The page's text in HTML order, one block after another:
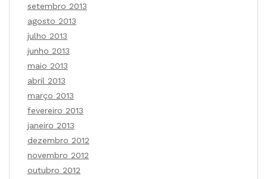
setembro 2013
agosto 2013
julho 2013
junho 2013
maio 2013
abril 2013
março 2013
fevereiro 2013
janeiro 2013
dezembro 2012
novembro 2012
outubro 2012